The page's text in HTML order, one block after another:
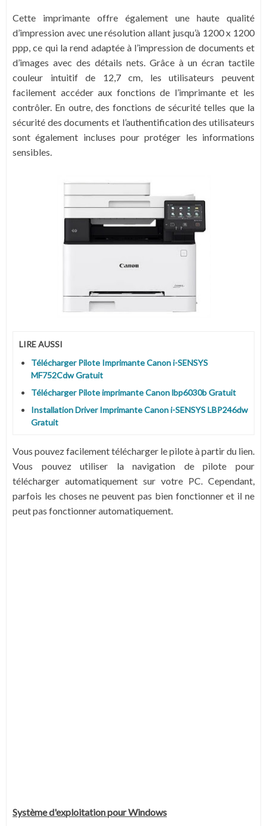
Cette imprimante offre également une haute qualité
d’impression avec une résolution allant jusqu’à 1200 x 1200
ppp, ce qui la rend adaptée à l’impression de documents et
d’images avec des détails nets. Grâce à un écran tactile
couleur intuitif de 12,7 cm, les utilisateurs peuvent
facilement accéder aux fonctions de l’imprimante et les
contrôler. En outre, des fonctions de sécurité telles que la
sécurité des documents et l’authentification des utilisateurs
sont également incluses pour protéger les informations
sensibles.
LIRE AUSSI
Télécharger Pilote Imprimante Canon i-SENSYS
MF752Cdw Gratuit
Télécharger Pilote imprimante Canon lbp6030b Gratuit
Installation Driver Imprimante Canon i-SENSYS LBP246dw
Gratuit
Vous pouvez facilement télécharger le pilote à partir du lien.
Vous pouvez utiliser la navigation de pilote pour
télécharger automatiquement sur votre PC. Cependant,
parfois les choses ne peuvent pas bien fonctionner et il ne
peut pas fonctionner automatiquement.
Systèmed'exploitation pour Windows